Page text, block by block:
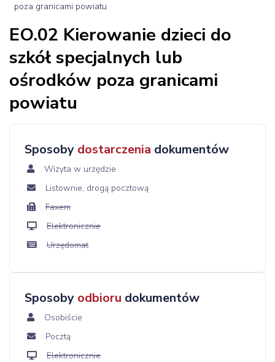
poza granicami powiatu
EO.02 Kierowanie dzieci do
szkół specjalnych lub
ośrodków poza granicami
powiatu
Sposoby dostarczenia dokumentów
Wizyta w urzędzie
Listownie, drogą pocztową
Faxem
Elektronicznie
Urzędomat
Sposoby odbioru dokumentów
Osobiście
Pocztą
Elektronicznie